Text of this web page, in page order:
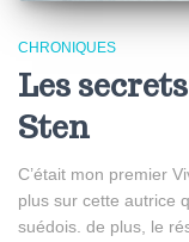
CHRONIQUES
Les
Sten
C’était mon premier
plus sur cette autrice
suédois. de plus, le